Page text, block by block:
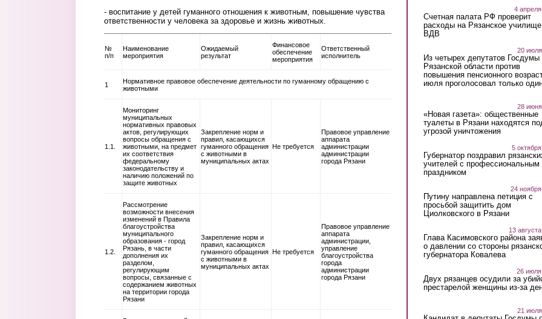
- воспитание у детей гуманного отношения к животным, повышение чувства
ответственности у человека за здоровье и жизнь животных.
№
п/п
Наименование
мероприятия
Ожидаемый
результат
Финансовое
обеспечение
мероприятия
Ответственный
исполнитель
1
Нормативное правовое обеспечение деятельности по гуманному обращению с
животными
1.1.
Мониторинг
муниципальных
нормативных правовых
актов, регулирующих
вопросы обращения с
животными, на предмет
их соответствия
федеральному
законодательству и
наличию положений по
защите животных
Закрепление норм и
правил, касающихся
гуманного обращения
с животными в
муниципальных актах
Не требуется
Правовое управление
аппарата
администрации
администрации
города Рязани
1.2.
Рассмотрение
возможности внесения
изменений в Правила
благоустройства
муниципального
образования - город
Рязань, в части
дополнения их
разделом,
регулирующим
вопросы, связанные с
содержанием животных
на территории города
Рязани
Закрепление норм и
правил, касающихся
гуманного обращения
с животными в
муниципальных актах
Не требуется
Правовое управление
аппарата
администрации,
управление
благоустройства
города
администрации
города Рязани
4
Счетная палата РФ проверит
расходы на Рязанское училище
ВДВ
20
Из четырех депутатов Госдумы
Рязанской области против
повышения пенсионного
июля проголосовал только
28
«Новая газета»: общественные
туалеты в Рязани находятся
угрозой уничтожения
5
Губернатор поздравил
учителей с профессиональным
праздником
24
Путину направлена петиция с
просьбой защитить дом
Циолковского в Рязани
13
Глава Касимовского района
о давлении со стороны
губернатора Ковалева
26
Двух рязанцев осудили за
престарелой женщины из-за
21